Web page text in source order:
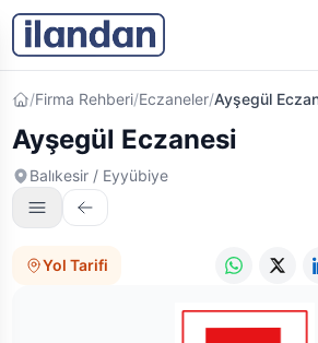
Ana sayfa
/Firma Rehberi/Eczaneler/Ayşegül
Ayşegül Eczanesi
Balıkesir / Eyyübiye
Yol Tarifi
WhatsApp
X